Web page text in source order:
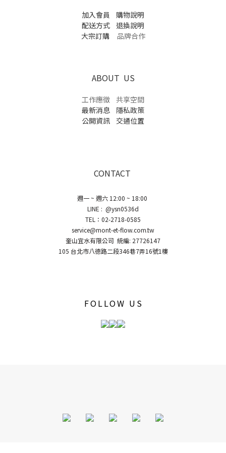
加入會員
購物說明
配送方式
退換說明
大宗訂購品牌合作
ABOUT US
工作應徵 共享空間
最新消息
隱私政策
公開資訊
交通位置
CONTACT
週一 ~ 週六 12:00 ~ 18:00
LINE : @ysn0536d
TEL：02-2718-0585
service@mont-et-flow.com.tw
奎山宜水有限公司 統編: 27726147
105 台北市八德路二段346巷7弄16號1樓
FOLLOW US